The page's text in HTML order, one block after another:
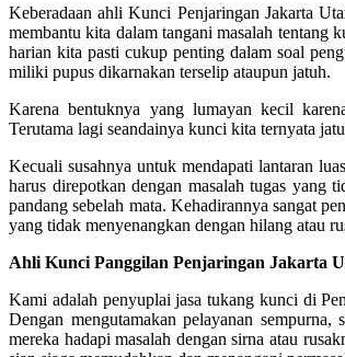
Keberadaan ahli Kunci Penjaringan Jakarta
membantu kita dalam tangani masalah tentang
harian kita pasti cukup penting dalam soal
miliki pupus dikarnakan terselip ataupun jatuh.
Karena bentuknya yang lumayan kecil
Terutama lagi seandainya kunci kita ternyata
Kecuali susahnya untuk mendapati lantaran
harus direpotkan dengan masalah tugas yang
pandang sebelah mata. Kehadirannya sangat
yang tidak menyenangkan dengan hilang atau
Ahli Kunci Panggilan Penjaringan Jakarta
Kami adalah penyuplai jasa tukang kunci di
Dengan mengutamakan pelayanan
mereka hadapi masalah dengan sirna atau